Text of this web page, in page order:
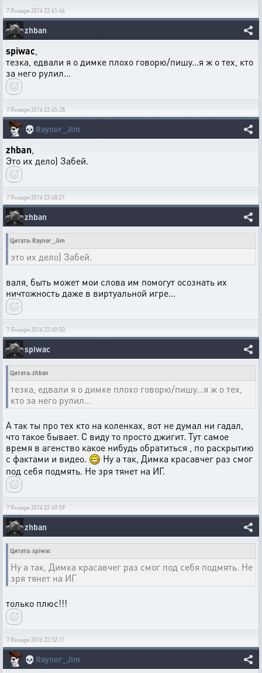
7 Января 2016 22:41:46
zhban
spiwac
тезка, едвали я о димке плохо говорю/пишу...я ж о тех, кто
за него рулил...
7 Января 2016 22:45:28
💀 Raynor_Jim
zhban
Это их дело) Забей.
7 Января 2016 22:48:21
zhban
Цитата: Raynor_Jim
это их дело) Забей.
валя, быть может мои слова им помогут осознать их
ничтожность даже в виртуальной игре...
7 Января 2016 22:49:50
spiwac
Цитата: zhban
тезка, едвали я о димке плохо говорю/пишу...я ж о тех,
кто за него рулил...
А так ты про тех кто на коленках, вот не думал ни гадал,
что такое бывает. С виду то просто джигит. Тут самое
время в агенство какое нибудь обратиться , по раскрытию
с фактами и видео.
Ну а так, Димка красавчег раз смог
под себя подмять. Не зря тянет на ИГ.
7 Января 2016 22:49:59
zhban
Цитата: spiwac
Ну а так, Димка красавчег раз смог под себя подмять. Не
зря тянет на ИГ
только плюс!!!
7 Января 2016 22:52:11
💀 Raynor_Jim